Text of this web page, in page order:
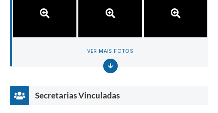
VER MAIS FOTOS
Secretarias Vinculadas